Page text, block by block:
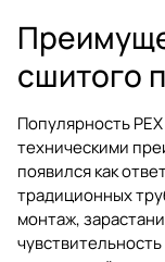
сшитого
Популярность
техническими
появился как
традиционных
монтаж,